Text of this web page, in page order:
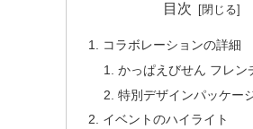
目次
コラボレーションの詳細
かっぱえびせん フレン
特別デザインパッケー
イベントのハイライト